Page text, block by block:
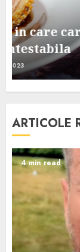
Cele
fresh
gustos
ALEXANDRU S.
ARTICOLE
4 min read